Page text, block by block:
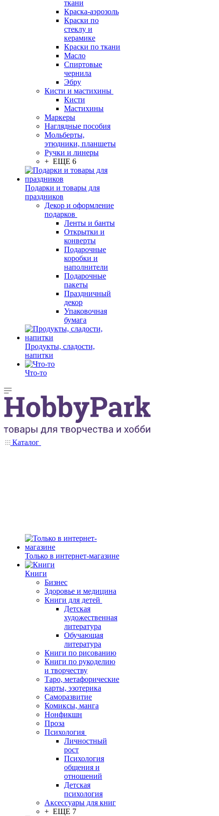
ткани
Краска-аэрозоль
Краски по
стеклу и
керамике
Краски по ткани
Масло
Спиртовые
чернила
Эбру
Кисти и мастихины
Кисти
Мастихины
Маркеры
Наглядные пособия
Мольберты,
этюдники, планшеты
Ручки и линеры
+ ЕЩЕ 6
Подарки и товары для
праздников
Декор и оформление
подарков
Ленты и банты
Открытки и
конверты
Подарочные
коробки и
наполнители
Подарочные
пакеты
Праздничный
декор
Упаковочная
бумага
Продукты, сладости,
напитки
Что-то
Каталог
Только в интернет-магазине
Книги
Бизнес
Здоровье и медицина
Книги для детей
Детская
художественная
литература
Обучающая
литература
Книги по рисованию
Книги по рукоделию
и творчеству
Таро, метафорические
карты, эзотерика
Саморазвитие
Комиксы, манга
Нонфикшн
Проза
Психология
Личностный
рост
Психология
общения и
отношений
Детская
психология
Аксессуары для книг
+ ЕЩЕ 7